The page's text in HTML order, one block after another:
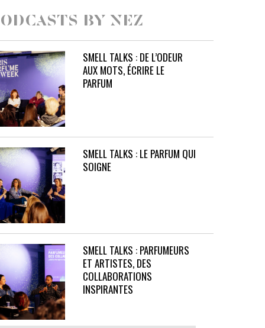
BY NEZ
SMELL TALKS : DE L’ODEUR
AUX MOTS, ÉCRIRE LE
PARFUM
SMELL TALKS : LE PARFUM QUI
SOIGNE
SMELL TALKS : PARFUMEURS
ET ARTISTES, DES
COLLABORATIONS
INSPIRANTES